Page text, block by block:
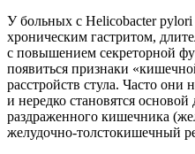
У больных с Helicobacter
хроническим гастритом,
с повышением секреторной
появиться признаки
расстройств стула. Часто они
и нередко становятся
раздраженного кишечника
желудочно-толстокишечный